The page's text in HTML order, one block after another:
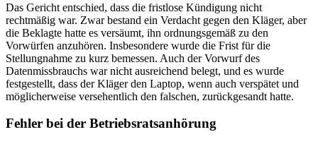
Das Gericht entschied, dass die fristlose Kündigung nicht
rechtmäßig war. Zwar bestand ein Verdacht gegen den Kläger, aber
die Beklagte hatte es versäumt, ihn ordnungsgemäß zu den
Vorwürfen anzuhören. Insbesondere wurde die Frist für die
Stellungnahme zu kurz bemessen. Auch der Vorwurf des
Datenmissbrauchs war nicht ausreichend belegt, und es wurde
festgestellt, dass der Kläger den Laptop, wenn auch verspätet und
möglicherweise versehentlich den falschen, zurückgesandt hatte.
Fehler bei der Betriebsratsanhörung